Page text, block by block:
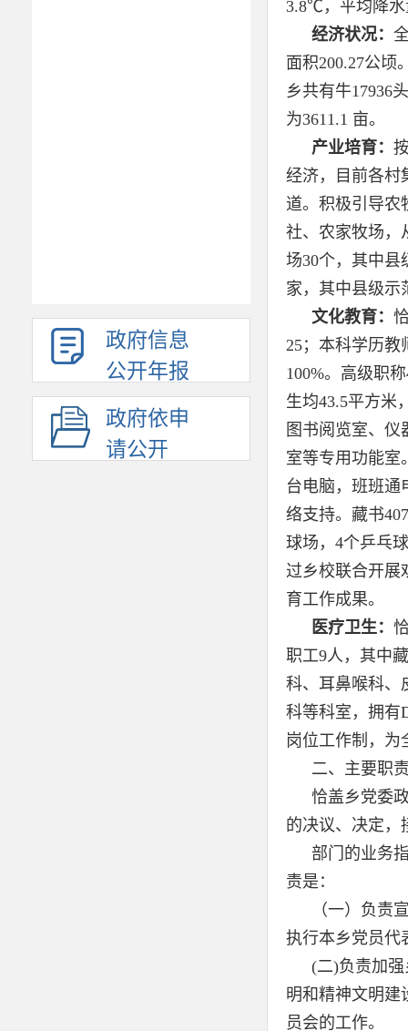
政府信息
公开年报
政府依申
请公开
3.8℃，平均降水
经济状况：
面积200.27公顷
乡共有牛17936
为3611.1 亩。
产业培育：
经济，目前各村
道。积极引导农
社、农家牧场，
场30个， 其中县
家，其中县级示
文化教育：
25；本科学历教
100%。高级职
生均43.5平方米
图书阅览室、
室等专用功能室
台电脑，班班通
络支持。藏书
球场，4个乒乓
过乡校联合开展
育工作成果。
医疗卫生：
职工9人，其中
科、耳鼻喉科、
科等科室，拥有
岗位工作制，为
二、主要职
恰盖乡党委
的决议、决定，
部门的业务
责是：
（一）负责
执行本乡党员代
(二)负责加
明和精神文明建
员会的工作。